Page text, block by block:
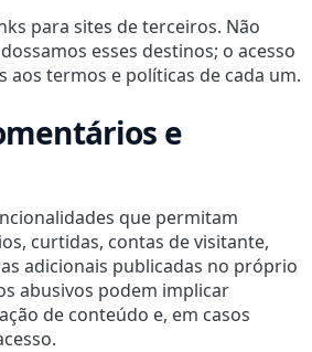
para sites de terceiros. Não
esses destinos; o acesso
aos termos e políticas de cada um.
e
que permitam
curtidas, contas de visitante,
adicionais publicadas no próprio
abusivos podem implicar
de conteúdo e, em casos